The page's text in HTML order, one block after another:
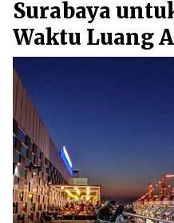
Surabaya
Waktu Luang